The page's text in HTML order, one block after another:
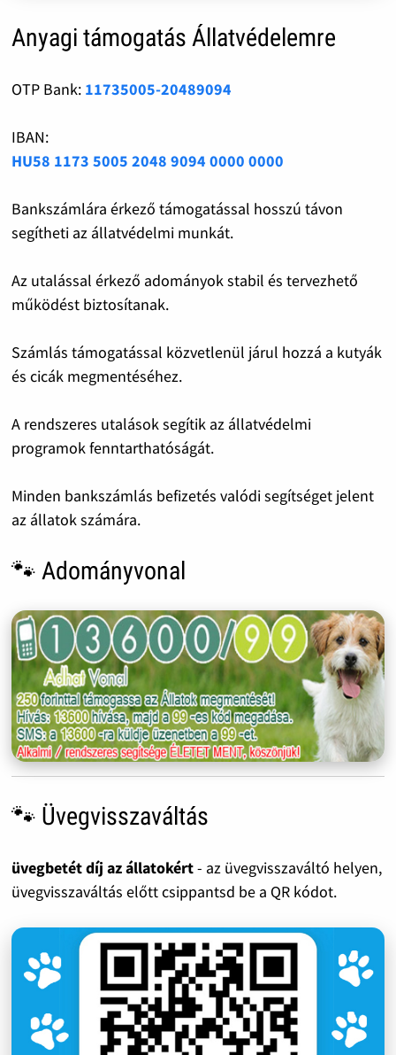
Anyagi támogatás Állatvédelemre
OTP Bank: 11735005-20489094
IBAN:
HU58 1173 5005 2048 9094 0000 0000
Bankszámlára érkező támogatással hosszú távon
segítheti az állatvédelmi munkát.
Az utalással érkező adományok stabil és tervezhető
működést biztosítanak.
Számlás támogatással közvetlenül járul hozzá a kutyák
és cicák megmentéséhez.
A rendszeres utalások segítik az állatvédelmi
programok fenntarthatóságát.
Minden bankszámlás befizetés valódi segítséget jelent
az állatok számára.
🐾 Adományvonal
🐾 Üvegvisszaváltás
üvegbetét díj az állatokért- az üvegvisszaváltó helyen,
üvegvisszaváltás előtt csippantsd be a QR kódot.